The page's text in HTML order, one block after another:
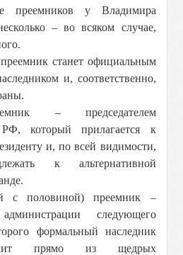
преемников у Владимира
– во всяком случае,
станет официальным
и, соответственно,
– председателем
РФ, который прилагается к
и, по всей видимости,
к альтернативной
с половиной) преемник –
следующего
формальный наследник
прямо из щедрых